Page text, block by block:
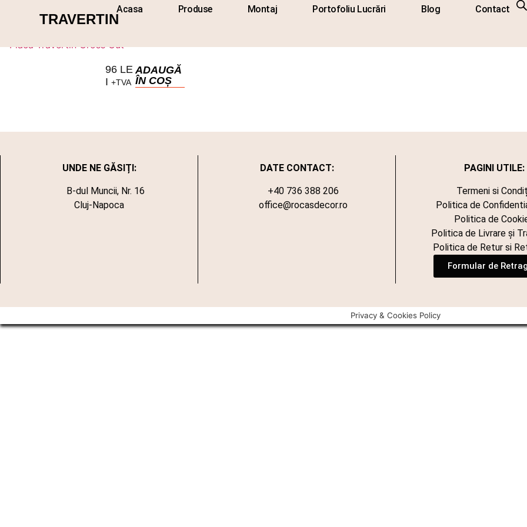
TRAVERTIN
Acasa Produse Montaj Portofoliu Lucrări Blog Contact
Travertin Cross Cut Buzau
96 LE
I +TVA
ADAUGĂ
ÎN COȘ
UNDE NE GĂSIȚI:
B-dul Muncii, Nr. 16
Cluj-Napoca
DATE CONTACT:
+40 736 388 206
office@rocasdecor.ro
PAGINI UTILE:
Termeni si
Politica de
Politica de
Politica de Livrare și
Politica de Retur si
Formular de
Privacy & Cookies Policy